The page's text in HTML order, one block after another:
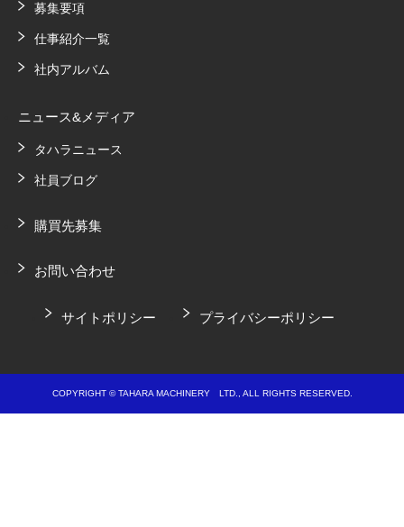
募集要項
仕事紹介一覧
社内アルバム
ニュース&メディア
タハラニュース
社員ブログ
購買先募集
お問い合わせ
サイトポリシー プライバシーポリシー
COPYRIGHT © TAHARA MACHINERY LTD., ALL RIGHTS RESERVED.